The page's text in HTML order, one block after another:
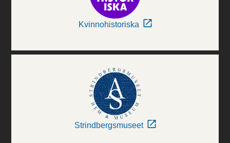
Kvinnohistoriska
Strindbergsmuseet